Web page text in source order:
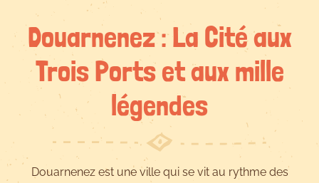
Douarnenez : La Cité aux
Trois Ports et aux mille
légendes
Douarnenez est une ville qui se vit au rythme des